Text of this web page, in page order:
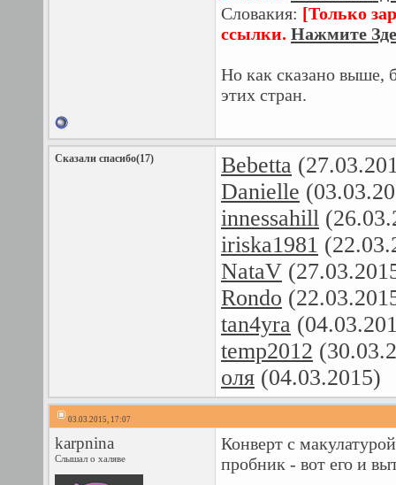
Словакия: [Только
ссылки. Нажмите
Но как сказано выше,
этих стран.
Сказали спасибо(17) Bebetta
Danielle
innessahill
iriska1981
NataV
Rondo
tan4yra
temp2012
оля (04.03.2015)
03.03.2015, 17:07
karpnina
Слышал о халяве
Конверт с
пробник - вот его и